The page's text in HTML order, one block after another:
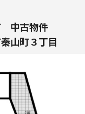
中古物件
山町３丁目